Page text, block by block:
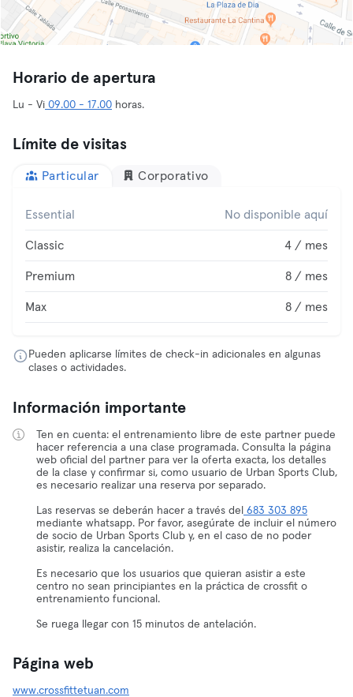
Horario de apertura
Lu - Vi 09.00 - 17.00 horas.
Límite de visitas
Particular Corporativo
Essential No disponible aquí
Classic 4 / mes
Premium 8 / mes
Max 8 / mes
Pueden aplicarse límites de check-in adicionales en algunas
clases o actividades.
Información importante
Ten en cuenta: el entrenamiento libre de este partner puede
hacer referencia a una clase programada. Consulta la página
web oficial del partner para ver la oferta exacta, los detalles
de la clase y confirmar si, como usuario de Urban Sports Club,
es necesario realizar una reserva por separado.
Las reservas se deberán hacer a través del 683 303 895
mediante whatsapp. Por favor, asegúrate de incluir el número
de socio de Urban Sports Club y, en el caso de no poder
asistir, realiza la cancelación.
Es necesario que los usuarios que quieran asistir a este
centro no sean principiantes en la práctica de crossfit o
entrenamiento funcional.
Se ruega llegar con 15 minutos de antelación.
Página web
www.crossfittetuan.com